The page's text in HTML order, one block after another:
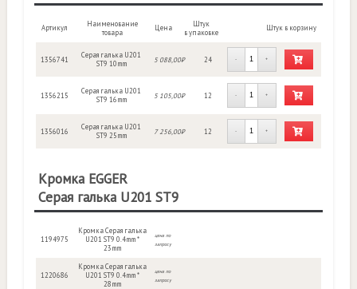
Артикул
Наименование
товара
Цена
Штук
в упаковке
Штук в корзину
1356741
Серая галька U201
ST9 10mm
5 088,00₽ 24 - +
1356215
Серая галька U201
ST9 16mm
5 105,00₽ 12 - +
1356016
Серая галька U201
ST9 25mm
7 256,00₽ 12 - +
Кромка EGGER
Серая галька U201 ST9
1194975
Кромка Серая галька
U201 ST9 0.4mm *
23mm
цена по
запросу
1220686
Кромка Серая галька
U201 ST9 0.4mm *
28mm
цена по
запросу